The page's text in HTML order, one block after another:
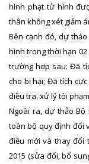
hình phạt tử hình
thân không xét giảm
Bên cạnh đó, dự
hình trong thời hạn
trường hợp sau: Đã
cho bị hại; Đã tích
điều tra, xử lý tội
Ngoài ra, dự thảo
toàn bộ quy định đối
điều mới và thay đổi
2015 (sửa đổi, bổ